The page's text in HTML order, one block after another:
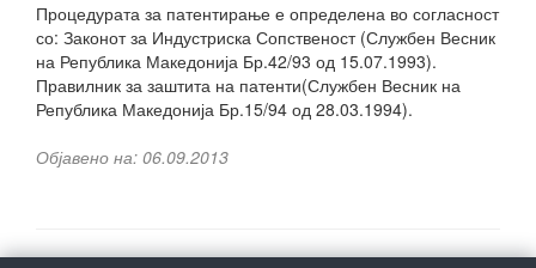
Процедурата за патентирање е определена во согласност
со: Законот за Индустриска Сопственост (Службен Весник
на Република Македонија Бр.42/93 од 15.07.1993).
Правилник за заштита на патенти(Службен Весник на
Република Македонија Бр.15/94 од 28.03.1994).
Објавено на: 06.09.2013